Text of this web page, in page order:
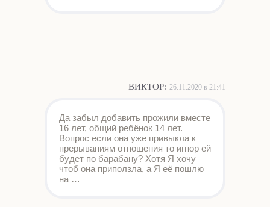
ВИКТОР: 26.11.2020 в 21:41
Да забыл добавить прожили вместе
16 лет, общий ребёнок 14 лет.
Вопрос если она уже привыкла к
прерываниям отношения то игнор ей
будет по барабану? Хотя Я хочу
чтоб она приползла, а Я её пошлю
на …